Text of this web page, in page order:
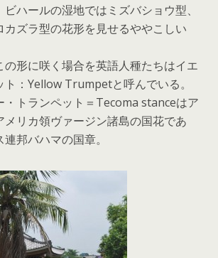
ハールの湿地ではミズバショウ型、
カズラ型の花形を見せるややこしい
の形に咲く場合を英語人種たちはイエ
ト：Yellow Trumpetと呼んでいる。
・トランペット＝Tecoma stanceはア
メリカ領ヴァージン諸島の国花であ
邦バハマの国章。